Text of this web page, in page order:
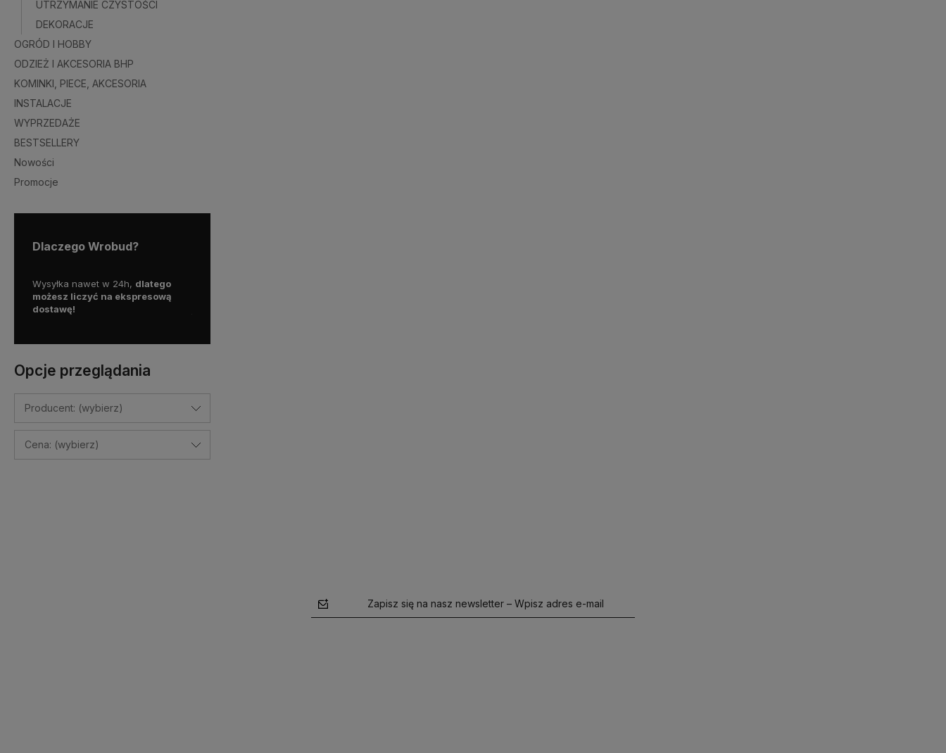
UTRZYMANIE CZYSTOŚCI
DEKORACJE
OGRÓD I HOBBY
ODZIEŻ I AKCESORIA BHP
KOMINKI, PIECE, AKCESORIA
INSTALACJE
WYPRZEDAŻE
BESTSELLERY
Nowości
Promocje
Dlaczego Wrobud?
Wysyłka nawet w 24h, dlatego
możesz liczyć na ekspresową
dostawę!
Opcje przeglądania
Producent: (wybierz)
Cena: (wybierz)
Zapisz się na nasz newsletter – Wpisz adres e-mail